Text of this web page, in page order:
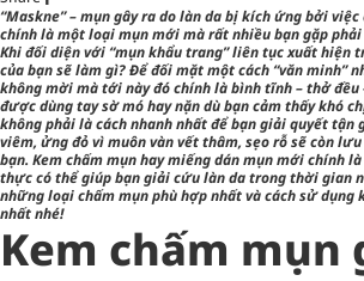
“Maskne” – mụn gây ra do làn da bị kích ứng bởi
chính là một loại mụn mới mà rất nhiều bạn gặp
Khi đối diện với “mụn khẩu trang” liên tục xuất hiện
của bạn sẽ làm gì? Để đối mặt một cách “văn minh”
không mời mà tới này đó chính là bình tĩnh – thở đều
được dùng tay sờ mó hay nặn dù bạn cảm thấy khó
không phải là cách nhanh nhất để bạn giải quyết tận
viêm, ửng đỏ vì muôn vàn vết thâm, sẹo rỗ sẽ còn
bạn. Kem chấm mụn hay miếng dán mụn mới chính
thực có thể giúp bạngiải cứu làn da trong thời gian
những loại chấm mụn phù hợp nhất và cách sử dụng
nhất nhé!
Kem chấm mụn